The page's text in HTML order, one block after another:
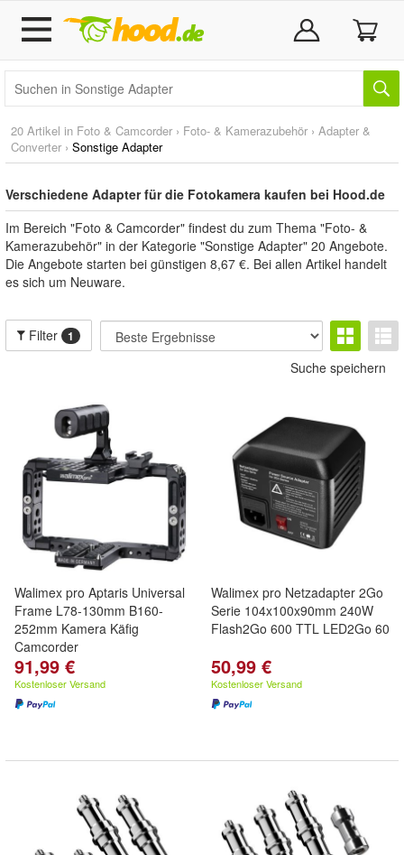
20 Artikel in Foto & Camcorder › Foto- & Kamerazubehör › Adapter &
Converter › Sonstige Adapter
Verschiedene Adapter für die Fotokamera kaufen bei Hood.de
Im Bereich "Foto & Camcorder" findest du zum Thema "Foto- &
Kamerazubehör" in der Kategorie "Sonstige Adapter" 20 Angebote.
Die Angebote starten bei günstigen 8,67 €. Bei allen Artikel handelt
es sich um Neuware.
Filter 1
Suche speichern
Walimex pro Aptaris Universal
Frame L78-130mm B160-
252mm Kamera Käfig
Camcorder
91,99 €
Kostenloser Versand
Walimex pro Netzadapter 2Go
Serie 104x100x90mm 240W
Flash2Go 600 TTL LED2Go 60
50,99 €
Kostenloser Versand